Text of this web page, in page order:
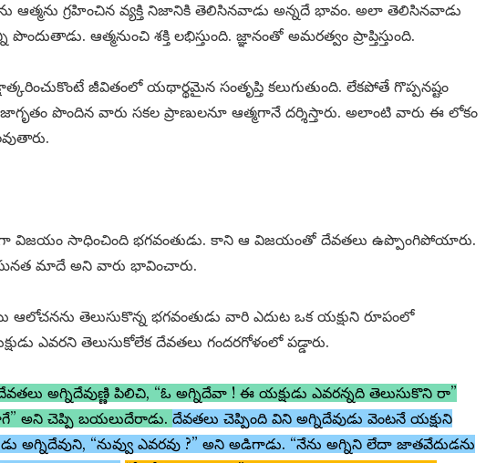
ఆత్మను గ్రహించిన వ్యక్తి నిజానికి తెలిసినవాడు అన్నదే భావం. అలా తెలిసినవాడు
ఆత్మనుంచి శక్తి లభిస్తుంది. జ్ఞానంతో అమరత్వం ప్రాప్తిస్తుంది.
జీవితంలో యథార్థమైన సంతృప్తి కలుగుతుంది. లేకపోతే గొప్పనష్టం
జాగృతం పొందిన వారు సకల ప్రాణులనూ ఆత్మగానే దర్శిస్తారు. అలాంటి వారు ఈ లోకం
విజయం సాధించింది భగవంతుడు. కాని ఆ విజయంతో దేవతలు ఉప్పొంగిపోయారు.
మాదే అని వారు భావించారు.
తెలుసుకొన్న భగవంతుడు వారి ఎదుట ఒక యక్షుని రూపంలో
ఎవరని తెలుసుకోలేక దేవతలు గందరగోళంలో పడ్డారు.
అగ్నిదేవుణ్ణి పిలిచి, “ఓ అగ్నిదేవా ! ఈ యక్షుడు ఎవరన్నది తెలుసుకొని రా”
అని చెప్పి బయలుదేరాడు. దేవతలు చెప్పింది విని అగ్నిదేవుడు వెంటనే యక్షుని
అగ్నిదేవుని, “నువ్వు ఎవరవు ?” అని అడిగాడు. “నేను అగ్నిని లేదా జాతవేదుడను